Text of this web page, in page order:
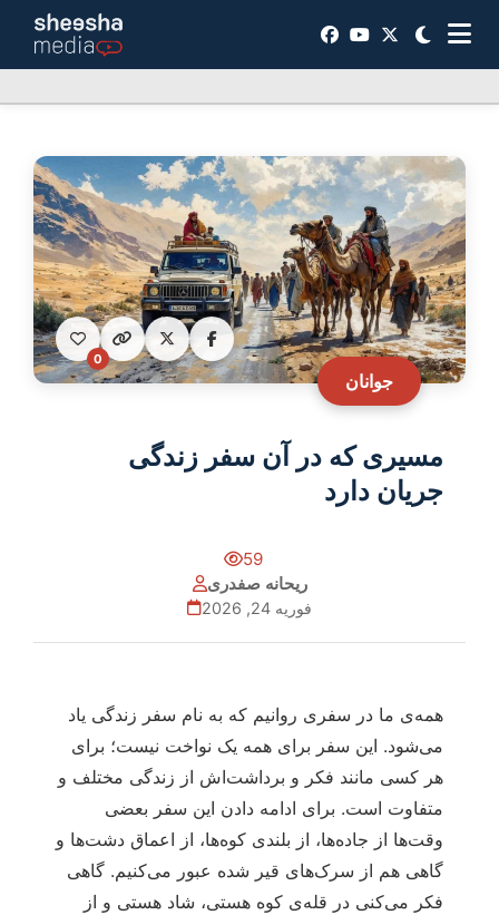
جوانان
0
مسیری که در آن سفر زندگی
جریان دارد
59
ریحانه صفدری
فوریه 24, 2026
همه‌ی ما در سفری روانیم که به نام سفر زندگی یاد
می‌شود. این سفر برای همه یک نواخت نیست؛ برای
هر کسی مانند فکر و برداشت‌اش از زندگی مختلف و
متفاوت است. برای ادامه دادن این سفر بعضی
وقت‌ها از جاده‌ها، از بلندی کوه‌ها، از اعماق دشت‌ها و
گاهی هم از سرک‌های قیر شده عبور می‌کنیم. گاهی
فکر می‌کنی در قله‌ی کوه هستی، شاد هستی و از